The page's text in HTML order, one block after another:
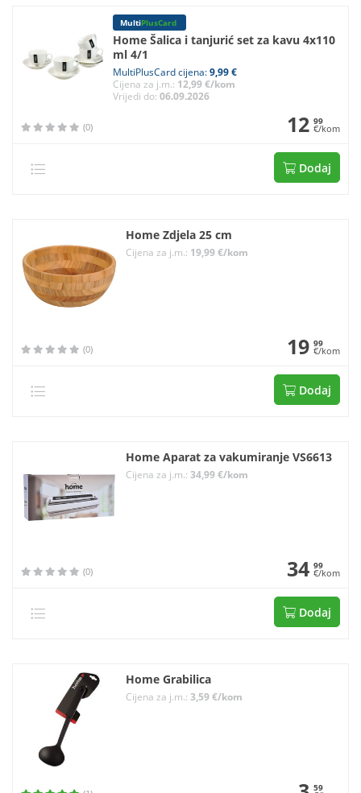
MultiPlusCard
Home Šalica i tanjurić set za kavu 4x110
ml 4/1
MultiPlusCard cijena:9,99 €
Cijena za j.m.: 12,99 €/kom
Vrijedi do:06.09.2026
(0) 12 99
€/kom
Dodaj
Home Zdjela 25 cm
Cijena za j.m.: 19,99 €/kom
(0) 19 99
€/kom
Dodaj
Home Aparat za vakumiranje VS6613
Cijena za j.m.: 34,99 €/kom
(0) 34 99
€/kom
Dodaj
Home Grabilica
Cijena za j.m.: 3,59 €/kom
59